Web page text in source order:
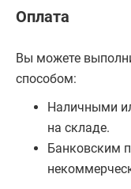
Оплата
Вы можете
способом:
Наличными
на складе.
Банковским